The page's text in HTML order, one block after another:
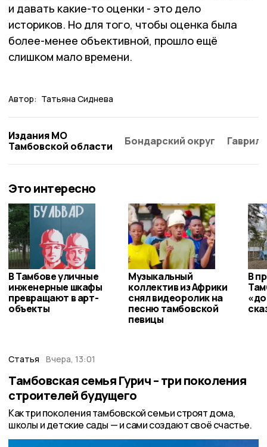
и давать какие-то оценки - это дело
историков. Но для того, чтобы оценка была
более-менее объективной, прошло ещё
слишком мало времени.
Автор: Татьяна Сиднева
Издания МО
Тамбовской области
Бондарский округ
Это интересно
В Тамбове уличные
инженерные шкафы
превращают в арт-
объекты
Музыкальный
коллектив из Африки
снял видеоролик на
песню тамбовской
певицы
В
Статья Вчера, 13:01
Тамбовская семья Гурич – три поколения
строителей будущего
Как три поколения тамбовской семьи строят дома,
школы и детские сады — и сами создают своё счастье.